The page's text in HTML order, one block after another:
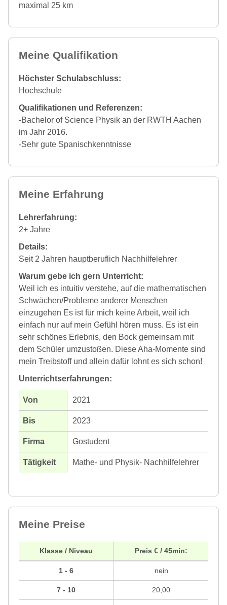
maximal 25 km
Meine Qualifikation
Höchster Schulabschluss:
Hochschule
Qualifikationen und Referenzen:
-Bachelor of Science Physik an der RWTH Aachen
im Jahr 2016.
-Sehr gute Spanischkenntnisse
Meine Erfahrung
Lehrerfahrung:
2+ Jahre
Details:
Seit 2 Jahren hauptberuflich Nachhilfelehrer
Warum gebe ich gern Unterricht:
Weil ich es intuitiv verstehe, auf die mathematischen
Schwächen/Probleme anderer Menschen
einzugehen Es ist für mich keine Arbeit, weil ich
einfach nur auf mein Gefühl hören muss. Es ist ein
sehr schönes Erlebnis, den Bock gemeinsam mit
dem Schüler umzustoßen. Diese Aha-Momente sind
mein Treibstoff und allein dafür lohnt es sich schon!
Unterrichtserfahrungen:
2021
2023
Gostudent
Mathe- und Physik- Nachhilfelehrer
Meine Preise
Klasse / Niveau
1 - 6
7 - 10
Preis € / 45min:
nein
20,00